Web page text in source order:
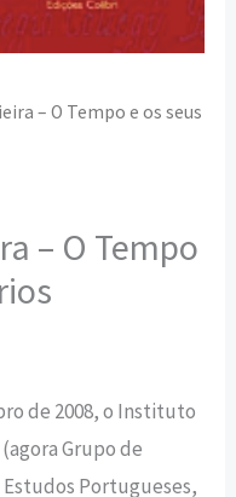
– O Tempo e os seus
– O Tempo
de 2008, o Instituto
Grupo de
Portugueses,